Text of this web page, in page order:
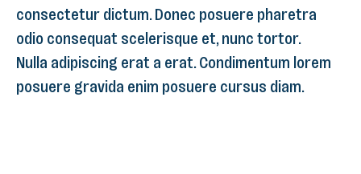
consectetur dictum. Donec posuere pharetra
odio consequat scelerisque et, nunc tortor.
Nulla adipiscing erat a erat. Condimentum lorem
posuere gravida enim posuere cursus diam.